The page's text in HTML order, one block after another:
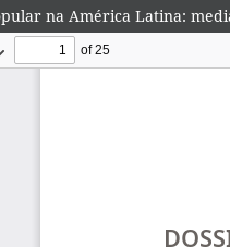
na América Latina: